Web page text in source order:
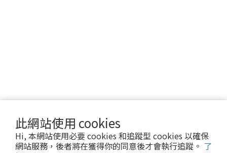
此網站使用 cookies
Hi, 本網站使用必要 cookies 和追蹤型 cookies 以確保
網站服務，後者將在獲得你的同意後才會執行追蹤。 了